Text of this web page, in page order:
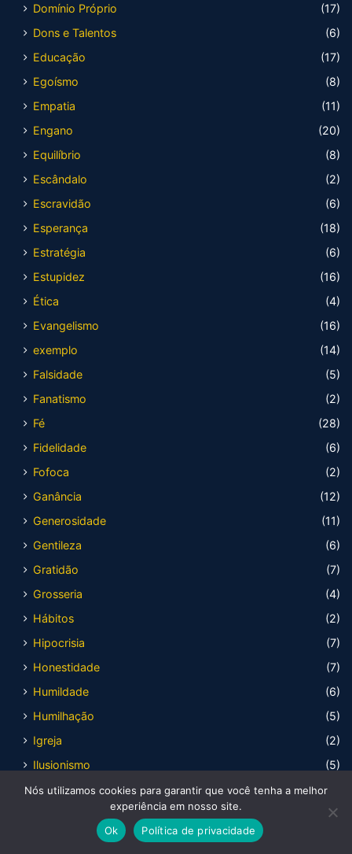
Domínio Próprio
(17)
Dons e Talentos
(6)
Educação
(17)
Egoísmo
(8)
Empatia
(11)
Engano
(20)
Equilíbrio
(8)
Escândalo
(2)
Escravidão
(6)
Esperança
(18)
Estratégia
(6)
Estupidez
(16)
Ética
(4)
Evangelismo
(16)
exemplo
(14)
Falsidade
(5)
Fanatismo
(2)
Fé
(28)
Fidelidade
(6)
Fofoca
(2)
Ganância
(12)
Generosidade
(11)
Gentileza
(6)
Gratidão
(7)
Grosseria
(4)
Hábitos
(2)
Hipocrisia
(7)
Honestidade
(7)
Humildade
(6)
Humilhação
(5)
Igreja
(2)
Ilusionismo
(5)
Indecisão
(2)
(4)
Nós utilizamos cookies para garantir que você tenha a melhor
experiência em nosso site.
Ok
Política de privacidade